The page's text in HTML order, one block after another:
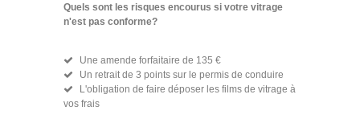
Quels sont les risques encourus si votre vitrage
n'est pas conforme?
Une amende forfaitaire de 135 €
Un retrait de 3 points sur le permis de conduire
L'obligation de faire déposer les films de vitrage à
vos frais